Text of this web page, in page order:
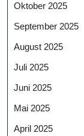
Oktober 2025
September 2025
August 2025
Juli 2025
Juni 2025
Mai 2025
April 2025